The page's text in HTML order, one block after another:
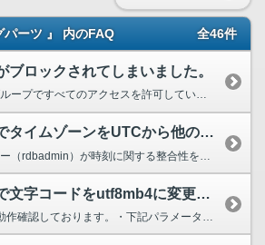
パーツ 』 内のFAQ 全46件
ブロックされてしまいました。
DBファイアウォールグループですべてのアクセスを許可していると、FJcloud-V外からの不正なアクセスによる 接続エラーが頻発し、MySQLの接続がブロックされてしまうことがあります。 ...
MySQLエンジンでタイムゾーンをUTCから他のものに変更することは可能ですか？
MySQLエンジンで文字コードをutf8mb4に変更したい
以下のパラメーターで動作確認しております。・下記パラメータに utf8mb4 を設定する - character_set_client - character_set_connection ...